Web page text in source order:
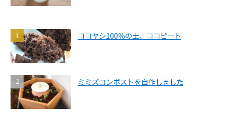
ココヤシ100％の土、ココピート
ミミズコンポストを自作しました